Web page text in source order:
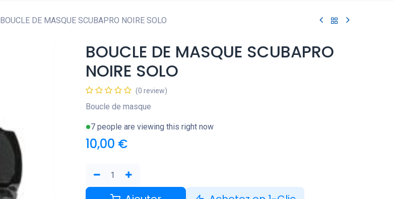
BOUCLE DE MASQUE SCUBAPRO NOIRE SOLO
BOUCLE DE MASQUE SCUBAPRO
NOIRE SOLO
(0 review)
Boucle de masque
7 people are viewing this right now
10,00 €